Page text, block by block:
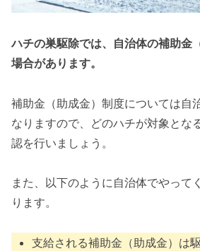
ハチの巣駆除では、自治体の補助金
場合があります。
補助金（助成金）制度については自
なりますので、どのハチが対象とな
認を行いましょう。
また、以下のように自治体でやって
ります。
支給される補助金（助成金）は